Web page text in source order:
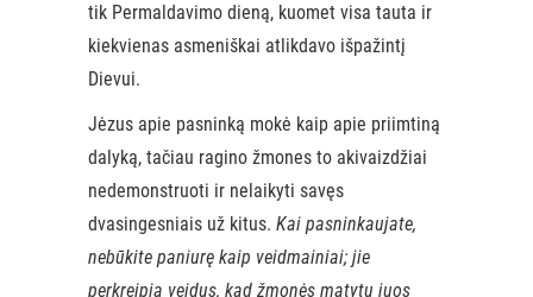
tik Permaldavimo dieną, kuomet visa tauta ir
kiekvienas asmeniškai atlikdavo išpažintį
Dievui.
Jėzus apie pasninką mokė kaip apie priimtiną
dalyką, tačiau ragino žmones to akivaizdžiai
nedemonstruoti ir nelaikyti savęs
dvasingesniais už kitus. Kai pasninkaujate,
nebūkite paniurę kaip veidmainiai; jie
perkreipia veidus, kad žmonės matytų juos